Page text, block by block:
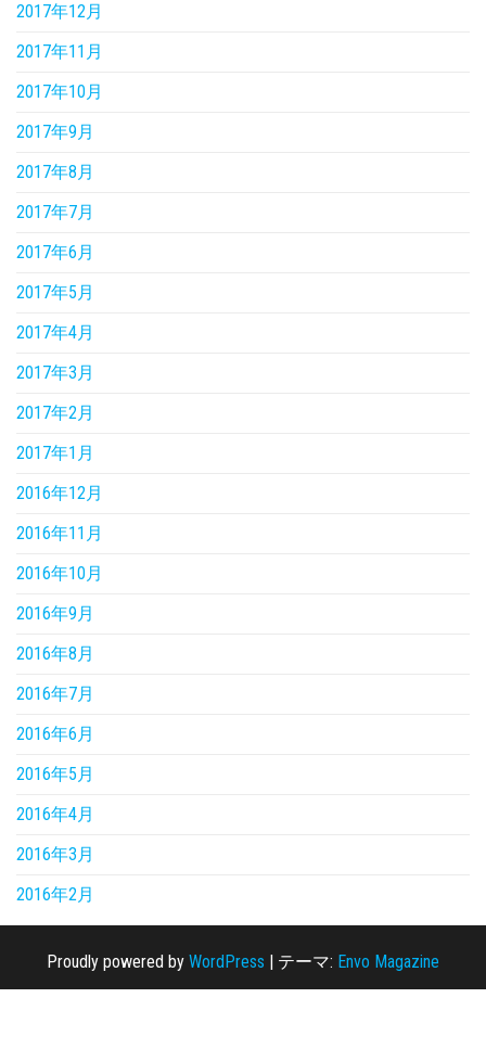
2017年12月
2017年11月
2017年10月
2017年9月
2017年8月
2017年7月
2017年6月
2017年5月
2017年4月
2017年3月
2017年2月
2017年1月
2016年12月
2016年11月
2016年10月
2016年9月
2016年8月
2016年7月
2016年6月
2016年5月
2016年4月
2016年3月
2016年2月
Proudly powered by WordPress | テーマ: Envo Magazine